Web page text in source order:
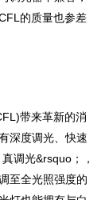
的质量也参差
带来革新的消
深度调光、快速
调光&rsquo；，
至全光照强度的